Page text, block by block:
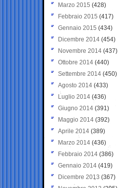
Marzo 2015 (428)
Febbraio 2015 (417)
Gennaio 2015 (434)
Dicembre 2014 (454)
Novembre 2014 (437)
Ottobre 2014 (440)
Settembre 2014 (450)
Agosto 2014 (433)
Luglio 2014 (436)
Giugno 2014 (391)
Maggio 2014 (392)
Aprile 2014 (389)
Marzo 2014 (436)
Febbraio 2014 (386)
Gennaio 2014 (419)
Dicembre 2013 (367)